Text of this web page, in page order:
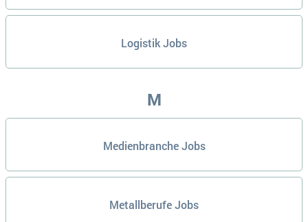
Logistik Jobs
M
Medienbranche Jobs
Metallberufe Jobs